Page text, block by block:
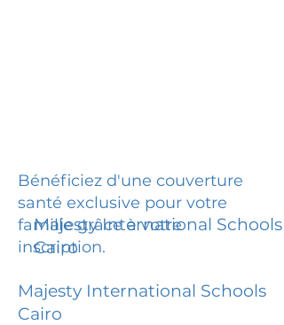
Bénéficiez d'une couverture
santé exclusive pour votre
famille grâce à votre
inscription.
Majesty International Schools
Cairo
Majesty International Schools
Cairo